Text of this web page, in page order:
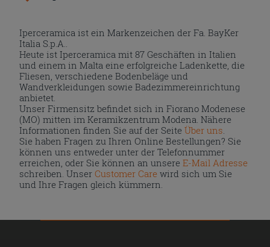
Iperceramica ist ein Markenzeichen der Fa. BayKer
Italia S.p.A..
Heute ist Iperceramica mit 87 Geschäften in Italien
und einem in Malta eine erfolgreiche Ladenkette, die
Fliesen, verschiedene Bodenbeläge und
Wandverkleidungen sowie Badezimmereinrichtung
anbietet.
Unser Firmensitz befindet sich in Fiorano Modenese
(MO) mitten im Keramikzentrum Modena. Nähere
Informationen finden Sie auf der Seite Über uns
Sie haben Fragen zu Ihren Online Bestellungen? Sie
können uns entweder unter der Telefonnummer
erreichen, oder Sie können an unsereE-Mail Adresse
schreiben. UnserCustomer Care wird sich um Sie
und Ihre Fragen gleich kümmern.